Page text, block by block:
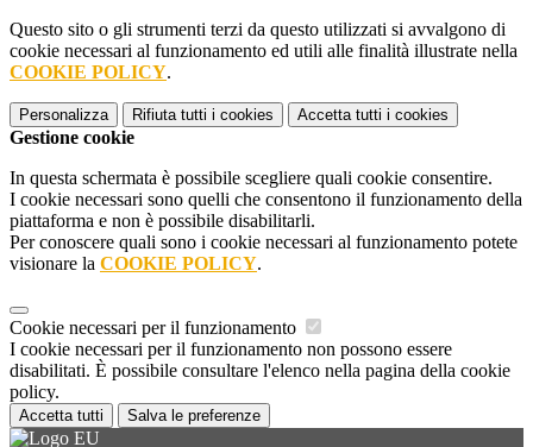
Questo sito o gli strumenti terzi da questo utilizzati si avvalgono di
cookie necessari al funzionamento ed utili alle finalità illustrate nella
COOKIE POLICY.
Personalizza Rifiuta tutti i cookies Accetta tutti i cookies
Gestione cookie
In questa schermata è possibile scegliere quali cookie consentire.
I cookie necessari sono quelli che consentono il funzionamento della
piattaforma e non è possibile disabilitarli.
Per conoscere quali sono i cookie necessari al funzionamento potete
visionare la COOKIE POLICY.
Cookie necessari per il funzionamento
I cookie necessari per il funzionamento non possono essere
disabilitati. È possibile consultare l'elenco nella pagina della cookie
policy.
Accetta tutti Salva le preferenze